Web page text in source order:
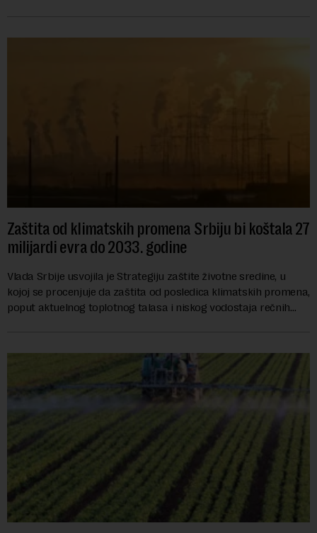
Zaštita od klimatskih promena Srbiju bi koštala 27
milijardi evra do 2033. godine
Vlada Srbije usvojila je Strategiju zaštite životne sredine, u
kojoj se procenjuje da zaštita od posledica klimatskih promena,
poput aktuelnog toplotnog talasa i niskog vodostaja rečnih